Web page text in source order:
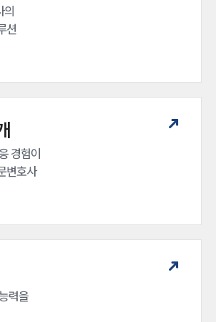
의
션
경험이
변호사
력을